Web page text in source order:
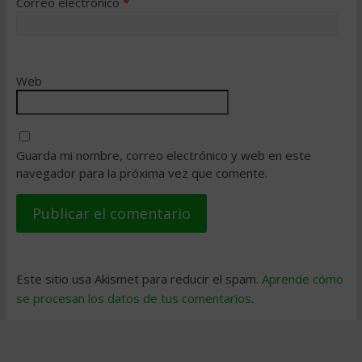
Web
Guarda mi nombre, correo electrónico y web en este
navegador para la próxima vez que comente.
Este sitio usa Akismet para reducir el spam. Aprende cómo
se procesan los datos de tus comentarios.